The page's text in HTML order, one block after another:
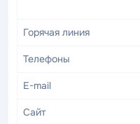
Горячая линия
Телефоны
E-mail
Сайт